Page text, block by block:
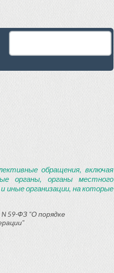
обращения, включая
органы, органы местного
иные организации, на которые
N 59-ФЗ "О порядке